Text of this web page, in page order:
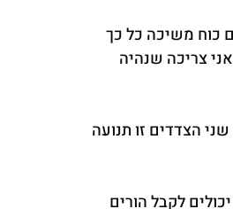
כוח משיכה כל כך
צריכה שנהיה
הצדדים זו תנועה
לקבל הורים